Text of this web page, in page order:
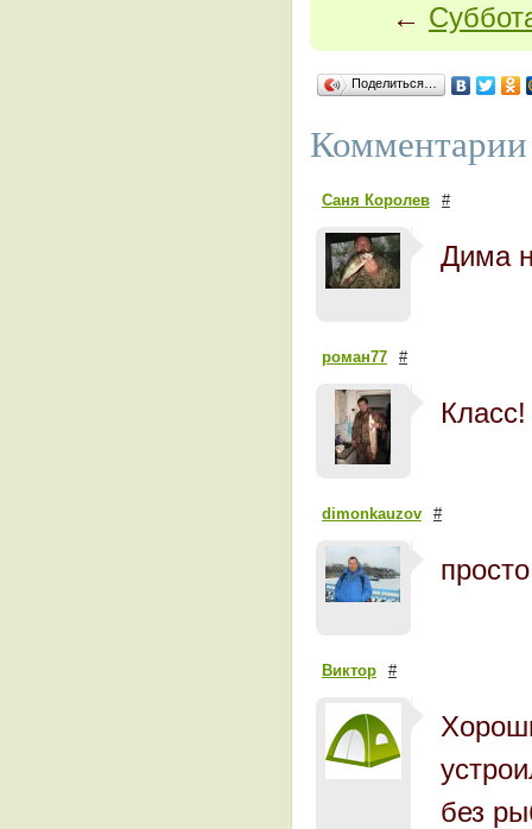
←
Поделиться…
Саня Королев #
Дима
роман77 #
dimonkauzov #
Виктор #
без